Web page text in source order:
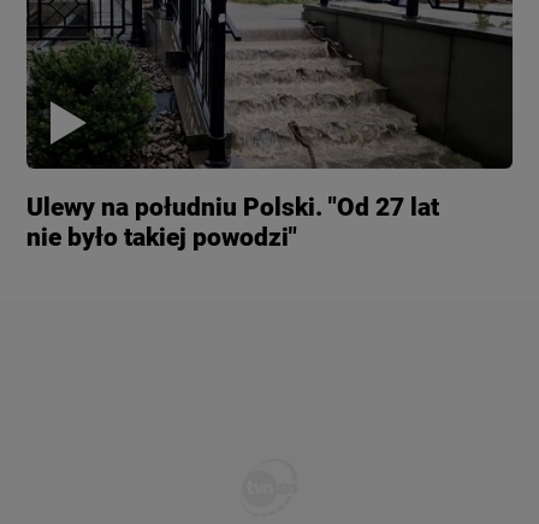
Ulewy na południu Polski. "Od 27 lat
nie było takiej powodzi"